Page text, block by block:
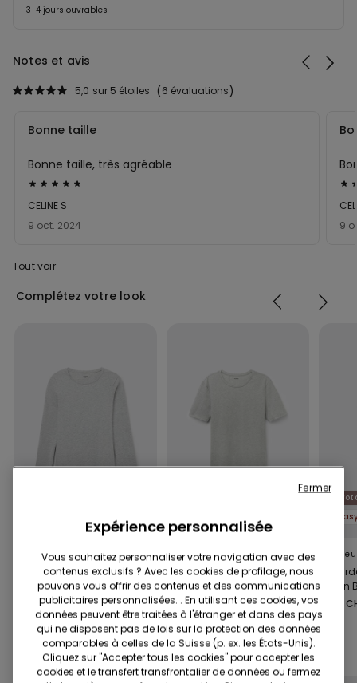
3-4 jours ouvrables
Notes et avis
6 évaluations
5,0 sur 5 étoiles
Évalué
5sur 5
9 oct. 2024
CELINE S
Bonne taille
Bonne taille, très agréable
9
Tout voir
Complétez votre look
4 Couleurs
Haut Manches Longues
Col Rond Coton
Biologique Stretch
16.95 CHF
4 Couleurs
T-shirt Col Rond Coton
Biologique Stretch
13.95 CHF
11
Coton
12.95
Compléter la promotion5 culottes x CHF 29.90
Expérience personnalisée
Vous souhaitez personnaliser votre navigation avec des
contenus exclusifs ? Avec les cookies de profilage, nous
pouvons vous offrir des contenus et des communications
publicitaires personnalisées. . En utilisant ces cookies, vos
données peuvent être traitées à l'étranger et dans des pays
qui ne disposent pas de lois sur la protection des données
comparables à celles de la Suisse (p. ex. les États-Unis).
Cliquez sur "Accepter tous les cookies" pour accepter les
cookies et le transfert transfrontalier de données ou fermez
Fermer